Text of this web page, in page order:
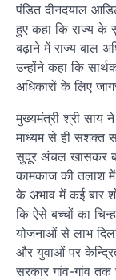
पंडित दीनदयाल
हुए कहा कि राज्य के
बढ़ाने में राज्य बाल
उन्होंने कहा कि
अधिकारों के लिए
मुख्यमंत्री श्री साय
माध्यम से ही सशक्त
सुदूर अंचल खासकर
कामकाज की तलाश
के अभाव में कई बार
कि ऐसे बच्चों का
योजनाओं से लाभ
और युवाओं पर
सरकार गांव-गांव